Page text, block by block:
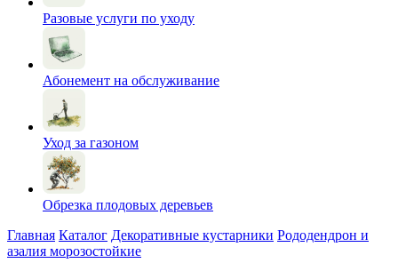
Разовые услуги по уходу
Абонемент на обслуживание
Уход за газоном
Обрезка плодовых деревьев
Главная Каталог Декоративные кустарники Рододендрон и
азалия морозостойкие